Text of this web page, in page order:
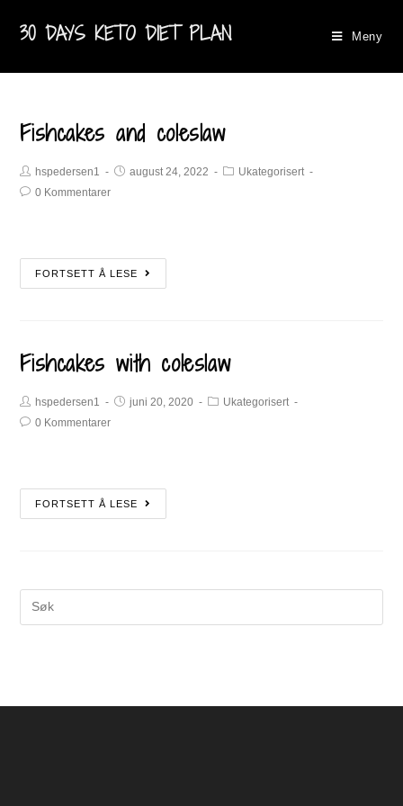
30 DAYS KETO DIET PLAN Meny
Fishcakes and coleslaw
hspedersen1 august 24, 2022
Ukategorisert
0 Kommentarer
FORTSETT Å LESE
Fishcakes with coleslaw
hspedersen1 juni 20, 2020
Ukategorisert
0 Kommentarer
FORTSETT Å LESE